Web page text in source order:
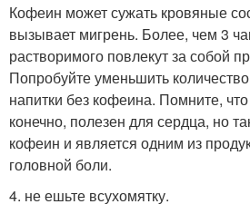
Кофеин может сужать кровяные
вызывает мигрень. Более, чем 3
растворимого повлекут за собой
Попробуйте уменьшить
напитки без кофеина. Помните,
конечно, полезен для сердца, но
кофеин и является одним из
головной боли.
4. не ешьте всухомятку.